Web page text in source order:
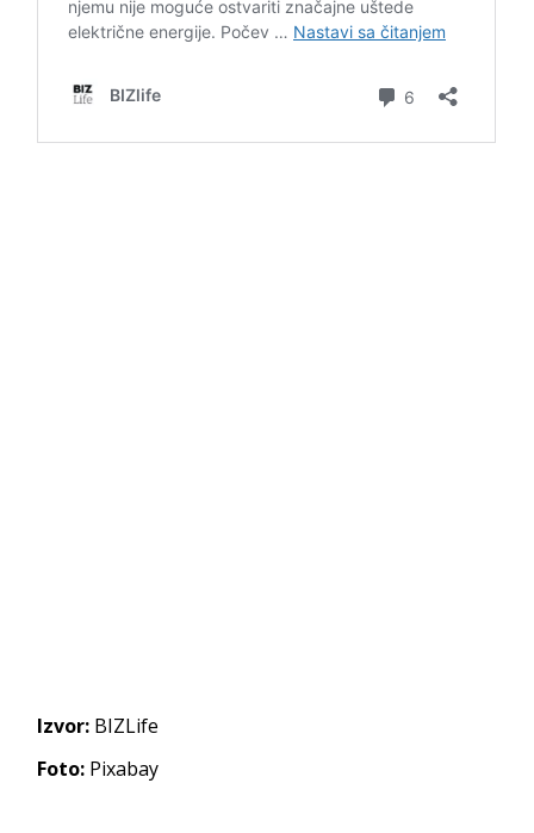
Izvor: BIZLife
Foto: Pixabay